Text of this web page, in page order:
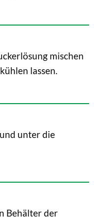
mischen
lassen.
unter die
Behälter der